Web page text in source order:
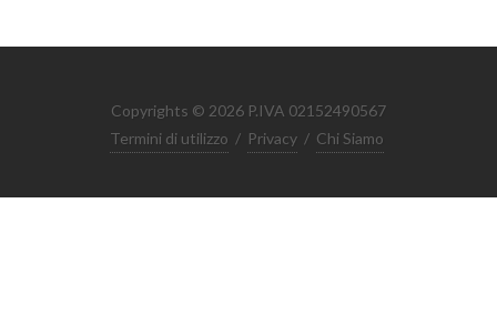
Copyrights © 2026 P.IVA 02152490567
Termini di utilizzo / Privacy / Chi Siamo